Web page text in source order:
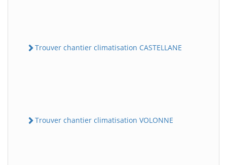
Trouver chantier climatisation CASTELLANE
Trouver chantier climatisation VOLONNE